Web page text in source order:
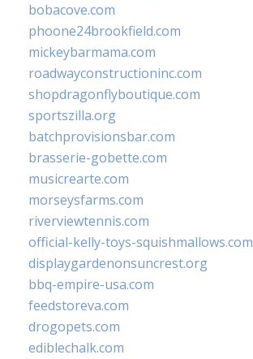
bobacove.com
phoone24brookfield.com
mickeybarmama.com
roadwayconstructioninc.com
shopdragonflyboutique.com
sportszilla.org
batchprovisionsbar.com
brasserie-gobette.com
musicrearte.com
morseysfarms.com
riverviewtennis.com
official-kelly-toys-squishmallows.com
displaygardenonsuncrest.org
bbq-empire-usa.com
feedstoreva.com
drogopets.com
ediblechalk.com